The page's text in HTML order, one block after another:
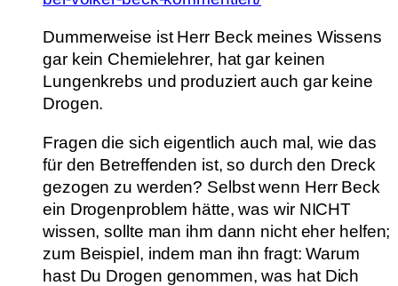
Dummerweise ist Herr Beck meines Wissens
gar kein Chemielehrer, hat gar keinen
Lungenkrebs und produziert auch gar keine
Drogen.
Fragen die sich eigentlich auch mal, wie das
für den Betreffenden ist, so durch den Dreck
gezogen zu werden? Selbst wenn Herr Beck
ein Drogenproblem hätte, was wir NICHT
wissen, sollte man ihm dann nicht eher helfen;
zum Beispiel, indem man ihn fragt: Warum
hast Du Drogen genommen, was hat Dich